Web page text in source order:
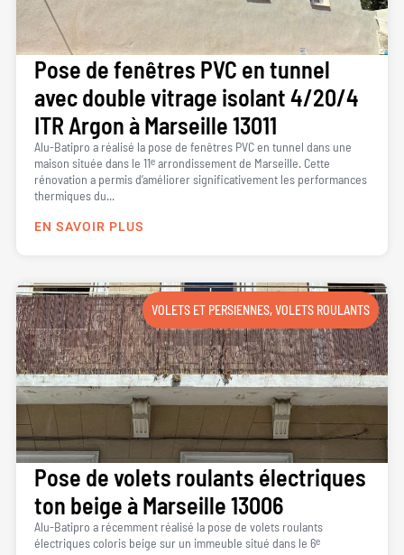
Pose de fenêtres PVC en tunnel
avec double vitrage isolant 4/20/4
ITR Argon à Marseille 13011
Alu-Batipro a réalisé la pose de fenêtres PVC en tunnel dans une
maison située dans le 11ᵉ arrondissement de Marseille. Cette
rénovation a permis d’améliorer significativement les performances
thermiques du...
EN SAVOIR PLUS
VOLETS ET PERSIENNES,VOLETS ROULANTS
Pose de volets roulants électriques
ton beige à Marseille 13006
Alu-Batipro a récemment réalisé la pose de volets roulants
électriques coloris beige sur un immeuble situé dans le 6ᵉ